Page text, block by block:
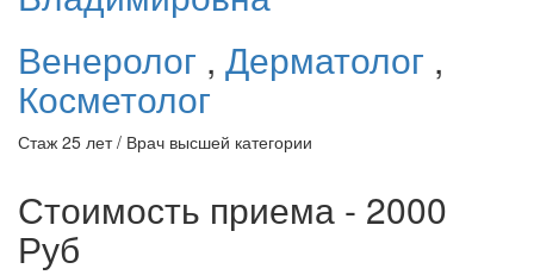
Венеролог , Дерматолог ,
Косметолог
Стаж 25 лет / Врач высшей категории
Стоимость приема - 2000
Руб